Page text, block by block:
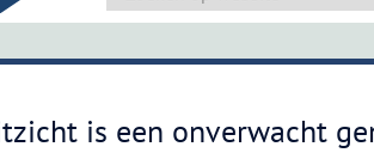
is een onverwacht